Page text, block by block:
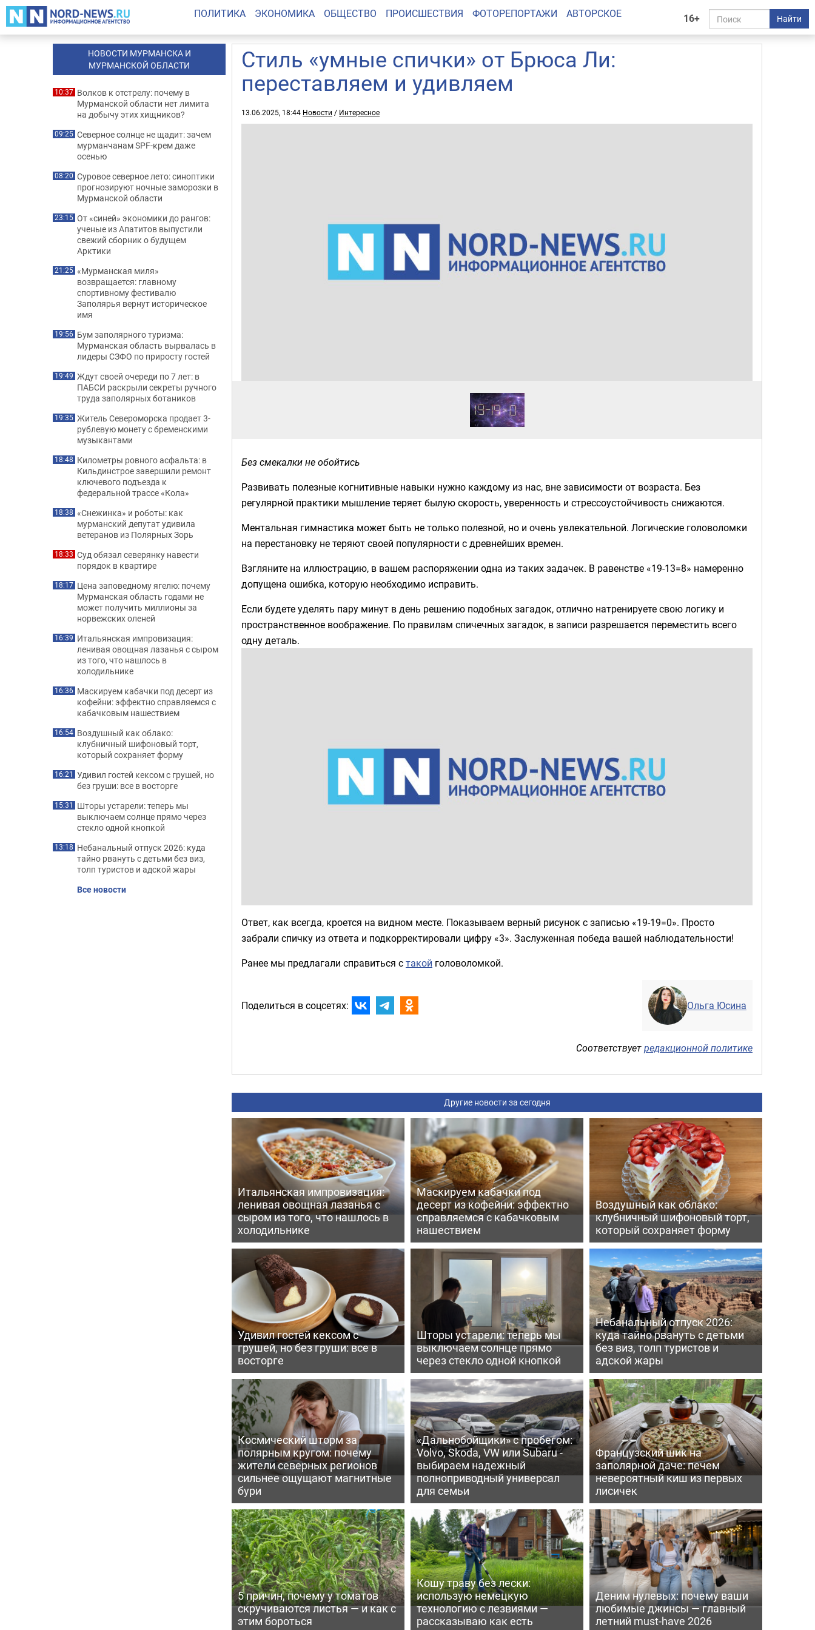
16+ Найти
ПОЛИТИКА ЭКОНОМИКА ОБЩЕСТВО ПРОИСШЕСТВИЯ ФОТОРЕПОРТАЖИ АВТОРСКОЕ
Стиль «умные спички» от Брюса Ли:
переставляем и удивляем
13.06.2025, 18:44 Новости / Интересное
Без смекалки не обойтись
Развивать полезные когнитивные навыки нужно каждому из нас, вне зависимости от возраста. Без
регулярной практики мышление теряет былую скорость, уверенность и стрессоустойчивость снижаются.
Ментальная гимнастика может быть не только полезной, но и очень увлекательной. Логические головоломки
на перестановку не теряют своей популярности с древнейших времен.
Взгляните на иллюстрацию, в вашем распоряжении одна из таких задачек. В равенстве «19-13=8» намеренно
допущена ошибка, которую необходимо исправить.
Если будете уделять пару минут в день решению подобных загадок, отлично натренируете свою логику и
пространственное воображение. По правилам спичечных загадок, в записи разрешается переместить всего
одну деталь.
Ответ, как всегда, кроется на видном месте. Показываем верный рисунок с записью «19-19=0». Просто
забрали спичку из ответа и подкорректировали цифру «3». Заслуженная победа вашей наблюдательности!
Ранее мы предлагали справиться стакой головоломкой.
Поделиться в соцсетях: Ольга Юсина
Соответствуетредакционной политике
Другие новости за сегодня
Итальянская импровизация:
ленивая овощная лазанья с
сыром из того, что нашлось в
холодильнике
Маскируем кабачки под
десерт из кофейни: эффектно
справляемся с кабачковым
нашествием
Воздушный как облако:
клубничный шифоновый торт,
который сохраняет форму
Удивил гостей кексом с
грушей, но без груши: все в
восторге
Шторы устарели: теперь мы
выключаем солнце прямо
через стекло одной кнопкой
Небанальный отпуск 2026:
куда тайно рвануть с детьми
без виз, толп туристов и
адской жары
Космический шторм за
полярным кругом: почему
жители северных регионов
сильнее ощущают магнитные
бури
«Дальнобойщики» с пробегом:
Volvo, Skoda, VW или Subaru -
выбираем надежный
полноприводный универсал
для семьи
Французский шик на
заполярной даче: печем
невероятный киш из первых
лисичек
5 причин, почему у томатов
скручиваются листья — и как с
этим бороться
Кошу траву без лески:
использую немецкую
технологию с лезвиями —
рассказываю как есть
Деним нулевых: почему ваши
любимые джинсы — главный
летний must-have 2026
НОВОСТИ МУРМАНСКА И
МУРМАНСКОЙ ОБЛАСТИ
10:37 Волков к отстрелу: почему в
Мурманской области нет лимита
на добычу этих хищников?
09:25 Северное солнце не щадит: зачем
мурманчанам SPF-крем даже
осенью
08:20 Суровое северное лето: синоптики
прогнозируют ночные заморозки в
Мурманской области
23:15 От «синей» экономики до рангов:
ученые из Апатитов выпустили
свежий сборник о будущем
Арктики
21:25 «Мурманская миля»
возвращается: главному
спортивному фестивалю
Заполярья вернут историческое
имя
19:56 Бум заполярного туризма:
Мурманская область вырвалась в
лидеры СЗФО по приросту гостей
19:49 Ждут своей очереди по 7 лет: в
ПАБСИ раскрыли секреты ручного
труда заполярных ботаников
19:35 Житель Североморска продает 3-
рублевую монету с бременскими
музыкантами
18:48 Километры ровного асфальта: в
Кильдинстрое завершили ремонт
ключевого подъезда к
федеральной трассе «Кола»
18:38 «Снежинка» и роботы: как
мурманский депутат удивила
ветеранов из Полярных Зорь
18:33 Суд обязал северянку навести
порядок в квартире
18:17 Цена заповедному ягелю: почему
Мурманская область годами не
может получить миллионы за
норвежских оленей
16:39 Итальянская импровизация:
ленивая овощная лазанья с сыром
из того, что нашлось в
холодильнике
16:36 Маскируем кабачки под десерт из
кофейни: эффектно справляемся с
кабачковым нашествием
16:54 Воздушный как облако:
клубничный шифоновый торт,
который сохраняет форму
16:21 Удивил гостей кексом с грушей, но
без груши: все в восторге
15:31 Шторы устарели: теперь мы
выключаем солнце прямо через
стекло одной кнопкой
13:18 Небанальный отпуск 2026: куда
тайно рвануть с детьми без виз,
толп туристов и адской жары
Все новости